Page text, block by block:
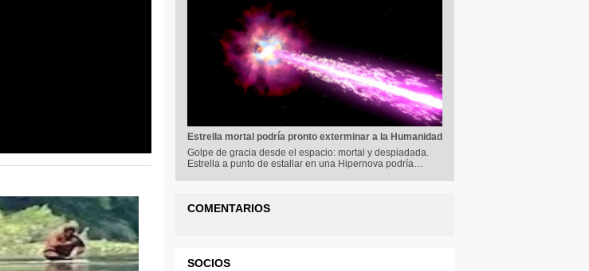
Estrella mortal podría pronto exterminar a la Humanidad
Golpe de gracia desde el espacio: mortal y despiadada.
Estrella a punto de estallar en una Hipernova podría…
COMENTARIOS
SOCIOS